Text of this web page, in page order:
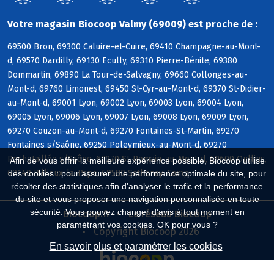
Afin de vous offrir la meilleure expérience possible, Biocoop utilise
des cookies : pour assurer une performance optimale du site, pour
récolter des statistiques afin d'analyser le trafic et la performance
du site et vous proposer une navigation personnalisée en toute
sécurité. Vous pouvez changer d'avis à tout moment en
paramétrant vos cookies. OK pour vous ?
En savoir plus et paramétrer les cookies
Votre magasin Biocoop Valmy (69009) est proche de :
69500 Bron, 69300 Caluire-et-Cuire, 69410 Champagne-au-Mont-
d, 69570 Dardilly, 69130 Ecully, 69310 Pierre-Bénite, 69380
Dommartin, 69890 La Tour-de-Salvagny, 69660 Collonges-au-
Mont-d, 69760 Limonest, 69450 St-Cyr-au-Mont-d, 69370 St-Didier-
au-Mont-d, 69001 Lyon, 69002 Lyon, 69003 Lyon, 69004 Lyon,
69005 Lyon, 69006 Lyon, 69007 Lyon, 69008 Lyon, 69009 Lyon,
69270 Couzon-au-Mont-d, 69270 Fontaines-St-Martin, 69270
Fontaines s/Saône, 69250 Poleymieux-au-Mont-d, 69270
Rochetaillée s/Saône, 69270 St-Romain-au-Mont-d, 69600 Oullins,
69140 Rillieux-la-Pape, 69580 Sathonay-Camp
Biocoop.fr
Le réseau Biocoop
Copyright Biocoop 2026